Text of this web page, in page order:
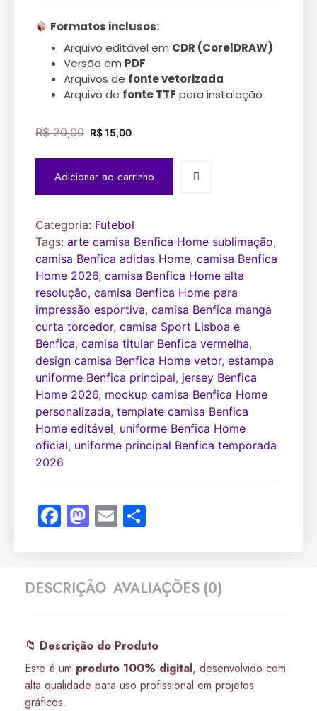
Formatos inclusos:
Arquivo editável em CDR (CorelDRAW)
Versão em PDF
Arquivos de fonte vetorizada
Arquivo de fonte TTF para instalação
R$20,00 R$15,00
Adicionar ao carrinho
Categoria: Futebol
Tags: arte camisa Benfica Home sublimação,
camisa Benfica adidas Home, camisa Benfica
Home 2026, camisa Benfica Home alta
resolução, camisa Benfica Home para
impressão esportiva, camisa Benfica manga
curta torcedor, camisa Sport Lisboa e
Benfica, camisa titular Benfica vermelha,
design camisa Benfica Home vetor, estampa
uniforme Benfica principal, jersey Benfica
Home 2026, mockup camisa Benfica Home
personalizada, template camisa Benfica
Home editável, uniforme Benfica Home
oficial, uniforme principal Benfica temporada
2026
Facebook
Mastodon
Email
DESCRIÇÃO AVALIAÇÕES (0)
📁 Descrição do Produto
Este é um produto 100% digital, desenvolvido com
alta qualidade para uso profissional em projetos
gráficos.